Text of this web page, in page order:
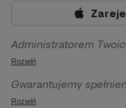
Administratorem
sp. z o.o. z siedziba w
092 Warszawa. Twoje
szczególności w celu
Rozwiń
Gwarantujemy
wynikających z
Rozwiń